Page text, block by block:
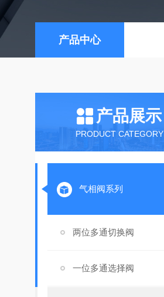
产品中心
产品展示
PRODUCT CATEGORY
气相阀系列
两位多通切换阀
一位多通选择阀